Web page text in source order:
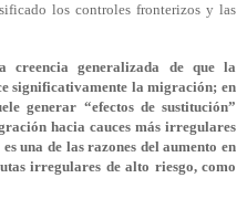
los controles fronterizos y las
creencia generalizada de que la
significativamente la migración; en
generar “efectos de sustitución”
hacia cauces más irregulares
una de las razones del aumento en
irregulares de alto riesgo, como